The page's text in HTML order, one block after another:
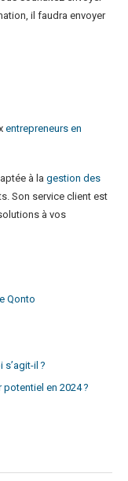
il faudra envoyer
entrepreneurs en
à la gestion des
Son service client est
à vos
Qonto
il ?
en 2024 ?